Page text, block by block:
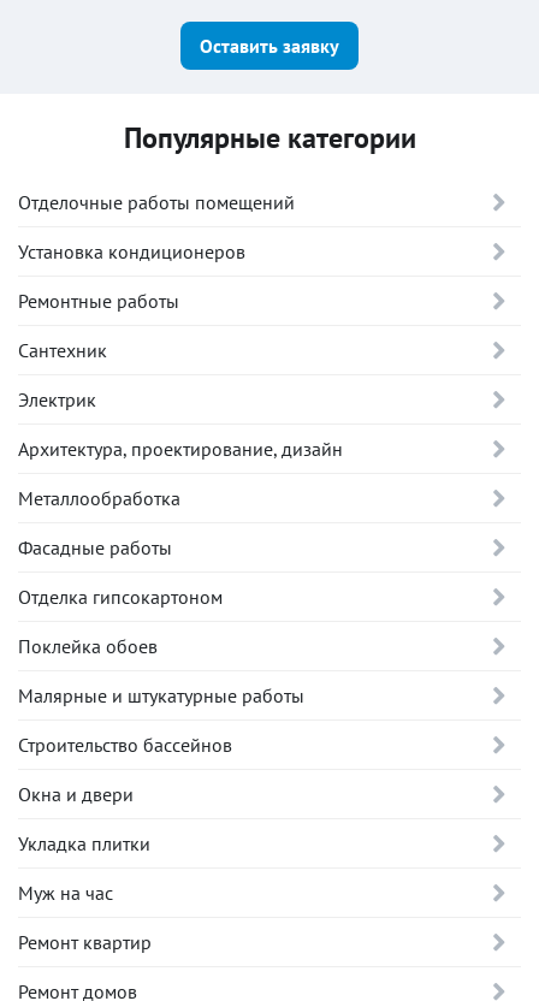
Оставить заявку
Популярные категории
Отделочные работы помещений
Установка кондиционеров
Ремонтные работы
Сантехник
Электрик
Архитектура, проектирование, дизайн
Металлообработка
Фасадные работы
Отделка гипсокартоном
Поклейка обоев
Малярные и штукатурные работы
Строительство бассейнов
Окна и двери
Укладка плитки
Муж на час
Ремонт квартир
Ремонт домов